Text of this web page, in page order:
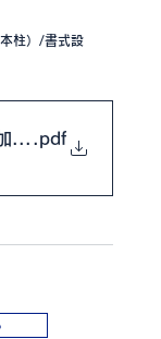
柱）/書式設
工図）
.pdf